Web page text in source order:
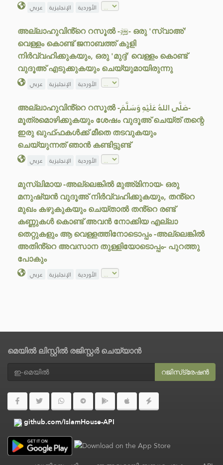
عربي الإنجليزية الأوردية
അല്ലാഹുവിൻ്റെ റസൂൽ -ﷺ- ഒരു 'സ്വാഅ്'
വെള്ളം കൊണ്ട് ജനാബത്ത് കുളി
നിർവ്വഹിക്കുകയും, ഒരു 'മുദ്ദ്' വെള്ളം കൊണ്ട്
വുദൂഅ് എടുക്കുകയും ചെയ്യുമായിരുന്നു
عربي الإنجليزية الأوردية
അല്ലാഹുവിൻ്റെ റസൂൽ -صَلَّى اللهُ عَلَيْهِ وَسَلَّمَ-
മൂത്രമൊഴിക്കുകയും ശേഷം വുദൂഅ് ചെയ്ത് തന്റെ
ഇരു ഖുഫ്ഫകൾക്ക് മീതെ തടവുകയും
ചെയ്യുന്നത് ഞാൻ കണ്ടിട്ടുണ്ട്
عربي الإنجليزية الأوردية
മുസ്ലിമായ -അല്ലെങ്കിൽ മുഅ്മിനായ- ഒരു
മനുഷ്യൻ വുദൂഅ് നിർവ്വഹിക്കുകയും, തൻ്റെ
മുഖം കഴുകുകയും ചെയ്താൽ തൻ്റെ രണ്ട്
കണ്ണുകൾ കൊണ്ട് അവൻ നോക്കിയ എല്ലാ
തെറ്റുകളും ആ വെള്ളത്തിനോടൊപ്പം -അല്ലെങ്കിൽ
അതിൻ്റെ അവസാന തുള്ളിയോടൊപ്പം- പുറത്തു
പോകും
عربي الإنجليزية الأوردية
മെയിൽ ലിസ്റ്റിൽ രജിസ്റ്റർ ചെയ്യാൻ
റജിസ്‌ട്രേഷൻ
github.com/IslamHouse-API